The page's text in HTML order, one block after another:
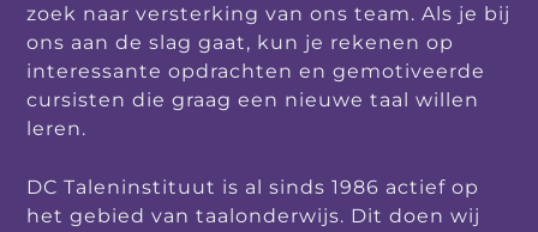
zoek naar versterking van ons team. Als je bij
ons aan de slag gaat, kun je rekenen op
interessante opdrachten en gemotiveerde
cursisten die graag een nieuwe taal willen
leren.
DC Taleninstituut is al sinds 1986 actief op
het gebied van taalonderwijs. Dit doen wij